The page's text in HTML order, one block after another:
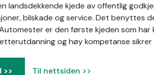
landsdekkende kjede av offentlig
bilskade og service. Det benyttes
er den første kjeden som
og høy kompetanse
>> Til nettsiden >>